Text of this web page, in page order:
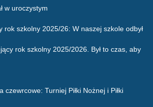
w uroczystym
rok szkolny 2025/26: W naszej szkole odbył
rok szkolny 2025/2026. Był to czas, aby
czewrcowe: Turniej Piłki Nożnej i Piłki